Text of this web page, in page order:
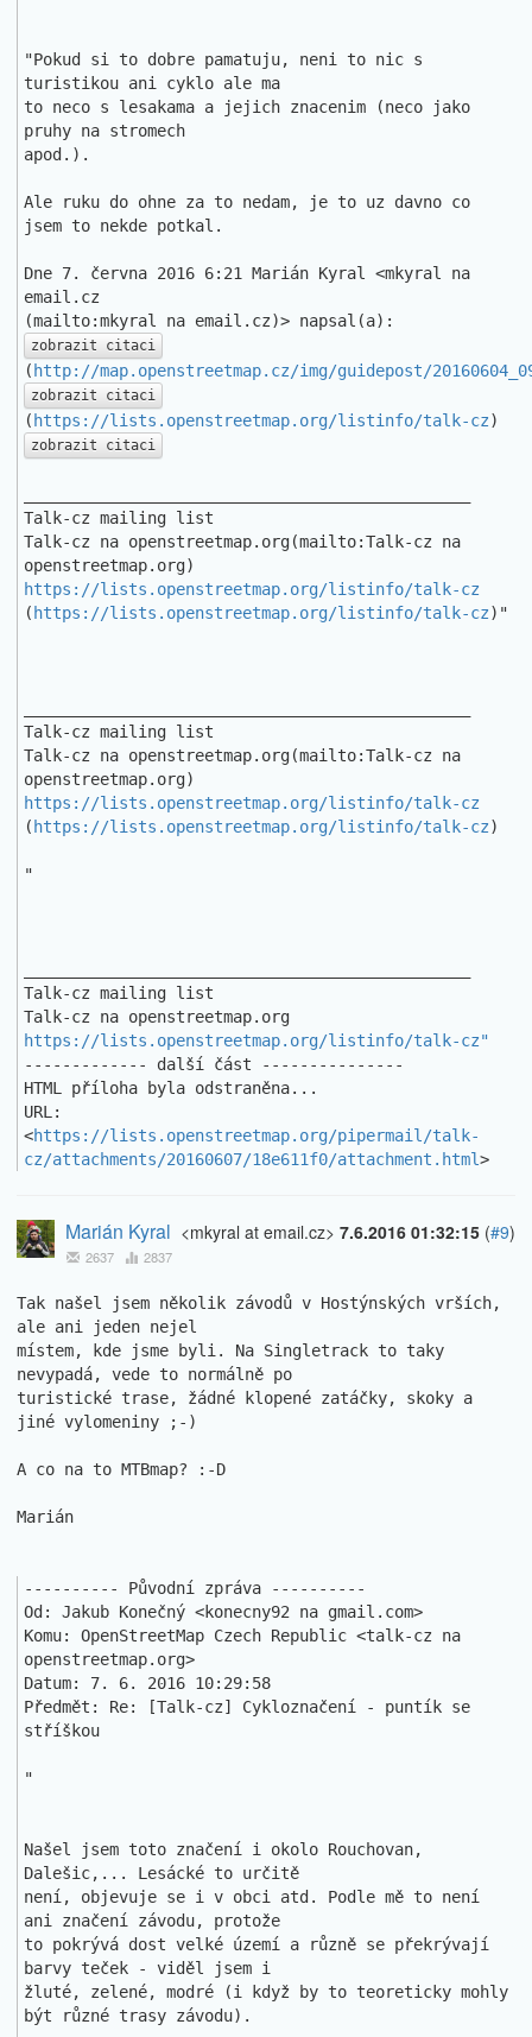
"Pokud si to dobre pamatuju, neni to nic s
turistikou ani cyklo ale ma
to neco s lesakama a jejich znacenim (neco jako
pruhy na stromech
apod.).
Ale ruku do ohne za to nedam, je to uz davno co
jsem to nekde potkal.
Dne 7. června 2016 6:21 Marián Kyral <mkyral na
email.cz
zobrazit citaci
( http://map.openstreetmap.cz/img/guidepost/
zobrazit citaci
( https://lists.openstreetmap.org/listinfo/talk-cz
zobrazit citaci
Talk-cz mailing list
Talk-cz na openstreetmap.org(mailto:Talk-cz na
https://lists.openstreetmap.org/listinfo/talk-cz
( https://lists.openstreetmap.org/listinfo/talk-cz)"
Talk-cz mailing list
Talk-cz na openstreetmap.org(mailto:Talk-cz na
https://lists.openstreetmap.org/listinfo/talk-cz
( https://lists.openstreetmap.org/listinfo/talk-cz)
"
Talk-cz mailing list
https://lists.openstreetmap.org/listinfo/talk-cz"
------------- další část ---------------
HTML příloha byla odstraněna...
URL:
<https://lists.openstreetmap.org/pipermail/talk-
cz/attachments/20160607/18e611f0/attachment.html>
7.6.2016 01:32:15 (#9)
Marián Kyral <mkyral at email.cz>
2637 2837
Tak našel jsem několik závodů v Hostýnských vrších,
ale ani jeden nejel
místem, kde jsme byli. Na Singletrack to taky
nevypadá, vede to normálně po
turistické trase, žádné klopené zatáčky, skoky a
jiné vylomeniny ;-)
A co na to MTBmap? :-D
Marián
---------- Původní zpráva ----------
Od: Jakub Konečný <konecny92 na gmail.com>
Komu: OpenStreetMap Czech Republic <talk-cz na
openstreetmap.org>
Datum: 7. 6. 2016 10:29:58
Předmět: Re: [Talk-cz] Cykloznačení - puntík se
stříškou
"
Našel jsem toto značení i okolo Rouchovan,
Dalešic,... Lesácké to určitě
není, objevuje se i v obci atd. Podle mě to není
ani značení závodu, protože
to pokrývá dost velké území a různě se překrývají
barvy teček - viděl jsem i
žluté, zelené, modré (i když by to teoreticky mohly
být různé trasy závodu).